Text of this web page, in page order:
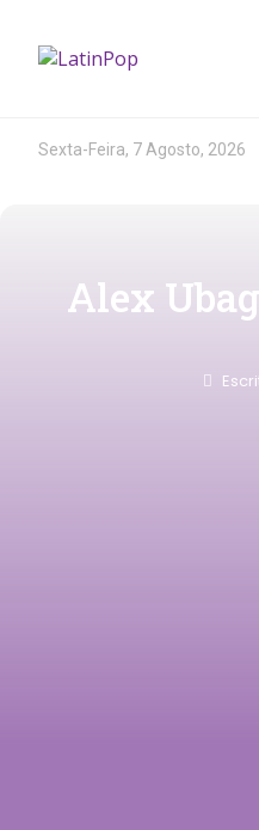
Sexta-Feira, 7 Agosto, 2026
Alex